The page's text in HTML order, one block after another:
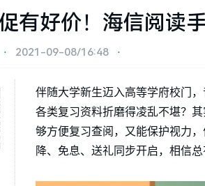
有好价！海信阅读
⋅ 2021-09-08/16:48 ⋅
伴随大学新生迈入高等学府校门
各类复习资料折磨得凌乱不堪？
够方便复习查阅，又能保护视力
降、免息、送礼同步开启，相信总